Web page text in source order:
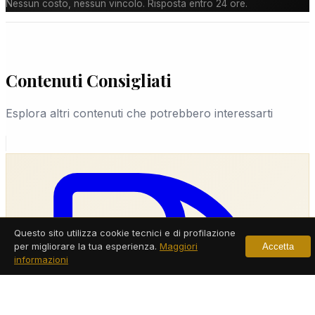
Nessun costo, nessun vincolo. Risposta entro 24 ore.
Contenuti Consigliati
Esplora altri contenuti che potrebbero interessarti
Questo sito utilizza cookie tecnici e di profilazione
per migliorare la tua esperienza. Maggiori
informazioni
Accetta